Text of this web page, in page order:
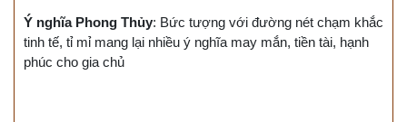
Ý nghĩa Phong Thủy: Bức tượng với đường nét chạm khắc
tinh tế, tỉ mỉ mang lại nhiều ý nghĩa may mắn, tiền tài, hạnh
phúc cho gia chủ